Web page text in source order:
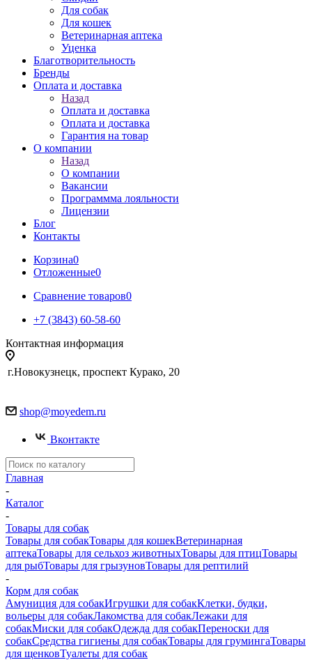
Для собак
Для кошек
Ветеринарная аптека
Уценка
Благотворительность
Бренды
Оплата и доставка
Назад
Оплата и доставка
Оплата и доставка
Гарантия на товар
О компании
Назад
О компании
Вакансии
Программма лояльности
Лицензии
Блог
Контакты
Корзина0
Отложенные0
Сравнение товаров0
+7 (3843) 60-58-60
Контактная информация
г.Новокузнецк, проспект Курако, 20
shop@moyedem.ru
Вконтакте
Главная
-
Каталог
-
Товары для собак
Товары для собакТовары для кошекВетеринарная
аптекаТовары для сельхоз животныхТовары для птицТовары
для рыбТовары для грызуновТовары для рептилий
-
Корм для собак
Амуниция для собакИгрушки для собакКлетки, будки,
вольеры для собакЛакомства для собакЛежаки для
собакМиски для собакОдежда для собакПереноски для
собакСредства гигиены для собакТовары для грумингаТовары
для щенковТуалеты для собак